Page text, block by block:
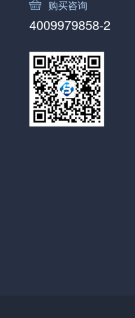
购买咨询
4009979858-2